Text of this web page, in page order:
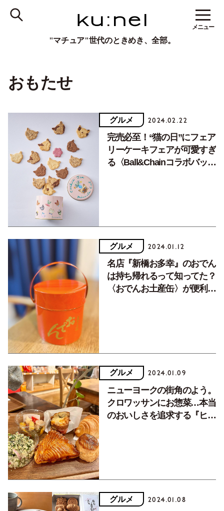
"マチュア"世代のときめき、全部。
メニュー
おもたせ
グルメ 2024.02.22
完売必至！“猫の日”にフェア
リーケーキフェアが可愛すぎ
る〈Ball&Chainコラボバッグ
グルメ 2024.01.12
名店『新橋お多幸』のおでん
は持ち帰れるって知ってた？
〈おでんお土産缶〉が便利で
グルメ 2024.01.09
ニューヨークの街角のよう。
クロワッサンにお惣菜…本当
のおいしさを追求する『ヒル
グルメ 2024.01.08